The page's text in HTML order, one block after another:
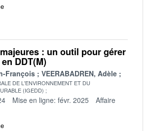
: un outil pour gérer
DDT(M)
François VEERABADREN, Adèle
DE L'ENVIRONNEMENT ET DU
(IGEDD)
Mise en ligne: févr. 2025
Affaire